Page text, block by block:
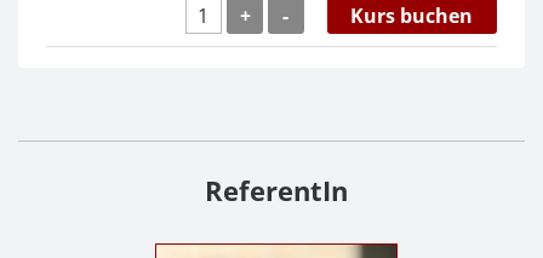
+ - Kurs buchen
ReferentIn